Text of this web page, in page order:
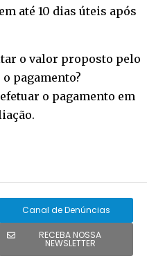
até 10 dias úteis após
o valor proposto pelo
pagamento?
o pagamento em
Canal de Denúncias
RECEBA NOSSA
NEWSLETTER